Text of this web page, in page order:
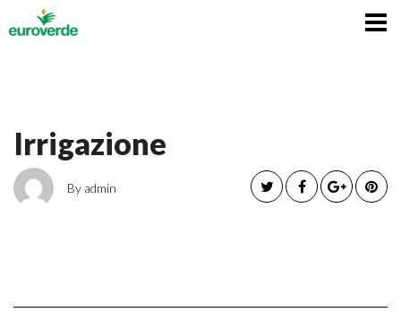
Italiano
Irrigazione
By admin